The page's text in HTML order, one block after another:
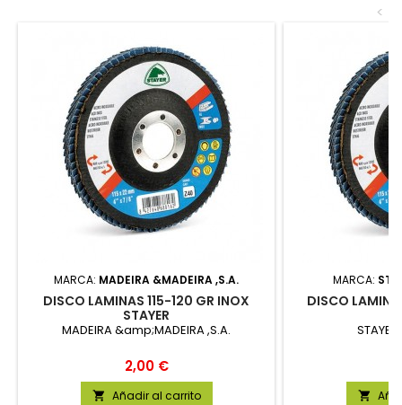
<
MARCA: MADEIRA &MADEIRA ,S.A.
DISCO LAMINAS 115-120 GR INOX
STAYER
MADEIRA &amp;MADEIRA ,S.A.
Precio
2,00 €
 Añadir al carrito
MARCA:
DISCO
